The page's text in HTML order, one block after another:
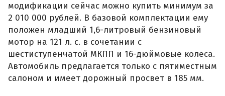
модификации сейчас можно купить минимум за
2 010 000 рублей. В базовой комплектации ему
положен младший 1,6-литровый бензиновый
мотор на 121 л. с. в сочетании с
шестиступенчатой МКПП и 16-дюймовые колеса.
Автомобиль предлагается только с пятиместным
салоном и имеет дорожный просвет в 185 мм.